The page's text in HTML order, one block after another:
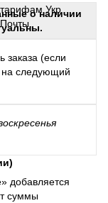
тарифам Укр
Почты.
о наличии
заказа (если
на следующий
добавляется
суммы